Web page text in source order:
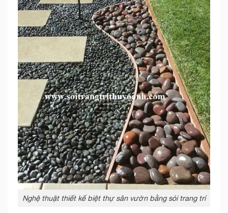
Nghệ thuật thiết kế biệt thự sân vườn bằng sỏi trang trí